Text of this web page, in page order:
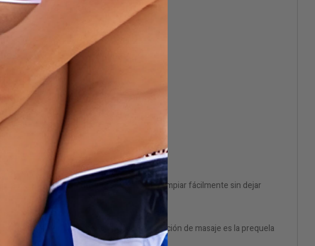
loción no bloquea los poros y se puede limpiar fácilmente sin dejar
de 200ml con un dispensador fácil, esta loción de masaje es la prequela